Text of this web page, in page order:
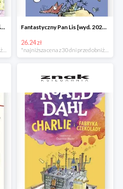
Pensjonat Muszelka. Nowi goście Fanny Joly -32%
*najniższa cena z 30 dni przed obniżką
Fantastyczny Pan Lis [wyd. 2020] Roald Dahl -25%
26.24 zł
*najniższa cena z 30 dni przed obniżką